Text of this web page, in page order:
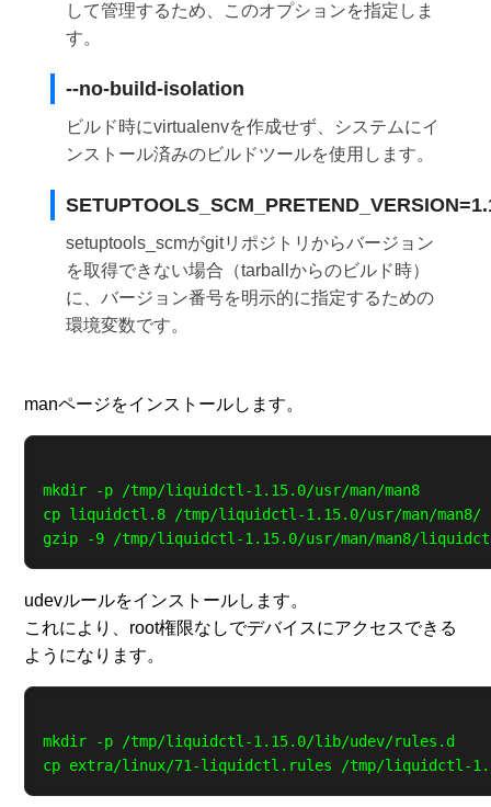
して管理するため、このオプションを指定しま
す。
--no-build-isolation
ビルド時にvirtualenvを作成せず、システムにイ
ンストール済みのビルドツールを使用します。
setuptools_scmがgitリポジトリからバージョン
を取得できない場合（tarballからのビルド時）
に、バージョン番号を明示的に指定するための
環境変数です。
manページをインストールします。
mkdir -p /tmp/liquidctl-1.15.0/usr/man/man8
cp liquidctl.8 /tmp/liquidctl-1.15.0/usr/man/man8/
udevルールをインストールします。
これにより、root権限なしでデバイスにアクセスできる
ようになります。
mkdir -p /tmp/liquidctl-1.15.0/lib/udev/rules.d